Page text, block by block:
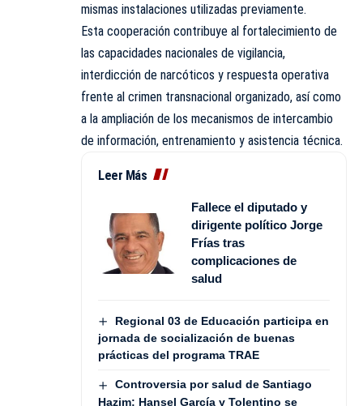
mismas instalaciones utilizadas previamente.
Esta cooperación contribuye al fortalecimiento de
las capacidades nacionales de vigilancia,
interdicción de narcóticos y respuesta operativa
frente al crimen transnacional organizado, así como
a la ampliación de los mecanismos de intercambio
de información, entrenamiento y asistencia técnica.
Leer Más
Fallece el diputado y
dirigente político Jorge
Frías tras
complicaciones de
salud
Regional 03 de Educación participa en
jornada de socialización de buenas
prácticas del programa TRAE
Controversia por salud de Santiago
Hazim: Hansel García y Tolentino se